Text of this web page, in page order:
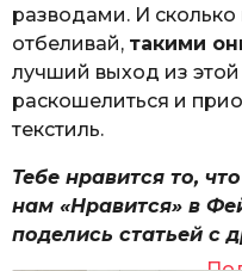
разводами. И сколько
отбеливай, такими
лучший выход из
раскошелиться и
текстиль.
Тебе нравится то,
нам «Нравится» в
поделись статьей с